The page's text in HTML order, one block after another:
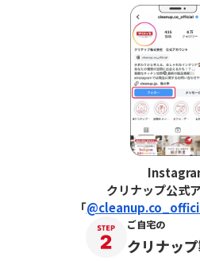
クリナップ公式
「
ご自宅の
クリナッ